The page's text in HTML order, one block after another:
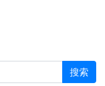
搜索